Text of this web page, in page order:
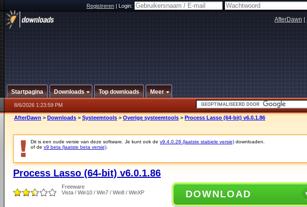
Registreren|Login:
AfterDawn
Startpagina Downloads Top downloads Meer
8/6/2026 1:23:59 PM
AfterDawn > Downloads > Systeemtools > Overige systeemtools > Process Lasso (64-bit) v6.0.1.86
Dit is een oude versie van deze software. Je kunt ook de v9.4.0.28 (laatste stabiele versie) downloaden.
of de v9 beta (laatste beta versie)
Process Lasso (64-bit) v6.0.1.86
Freeware
Vista / Win10 / Win7 / Win8 / WinXP
DOWNLOAD